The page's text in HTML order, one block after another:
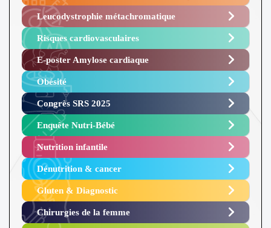
Leucodystrophie métachromatique
Risques cardiovasculaires
E-poster Amylose cardiaque ​
Obésité ​
Congrès SRS 2025 ​
Enquête Nutri-Bébé ​
Nutrition infantile
Dénutrition & cancer
Gluten & Diagnostic
Chirurgies de la femme